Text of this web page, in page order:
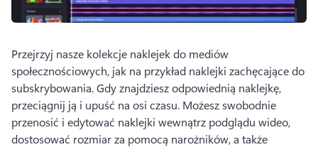
Przejrzyj nasze kolekcje naklejek do mediów
społecznościowych, jak na przykład naklejki zachęcające do
subskrybowania. Gdy znajdziesz odpowiednią naklejkę,
przeciągnij ją i upuść na osi czasu. Możesz swobodnie
przenosić i edytować naklejki wewnątrz podglądu wideo,
dostosować rozmiar za pomocą narożników, a także